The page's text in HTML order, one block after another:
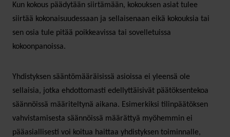
Kun kokous päädytään siirtämään, kokouksen asiat tulee
siirtää kokonaisuudessaan ja sellaisenaan eikä kokouksia tai
sen osia tule pitää poikkeavissa tai sovelletuissa
kokoonpanoissa.
Yhdistyksen sääntömääräisissä asioissa ei yleensä ole
sellaisia, jotka ehdottomasti edellyttäisivät päätöksentekoa
säännöissä määriteltynä aikana. Esimerkiksi tilinpäätöksen
vahvistamisesta säännöissä määrättyä myöhemmin ei
pääasiallisesti voi koitua haittaa yhdistyksen toiminnalle,